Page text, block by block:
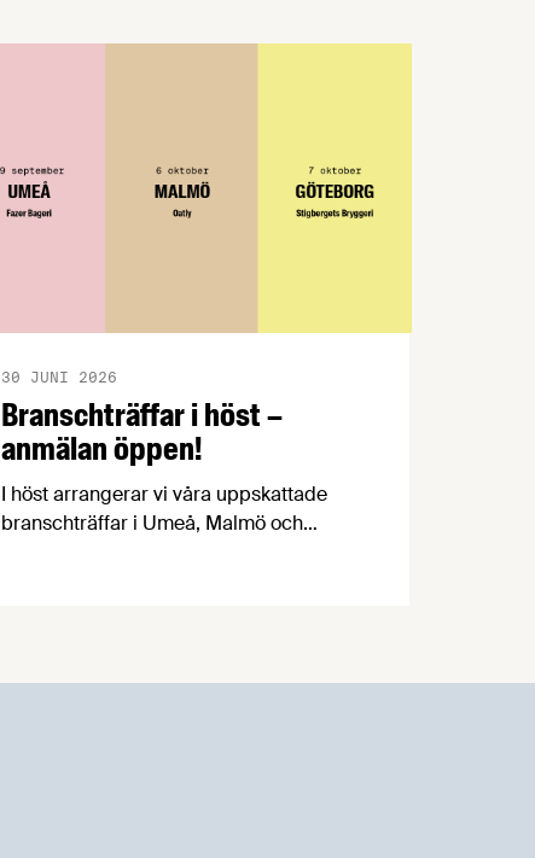
Branschträffar i höst –
anmälan öppen!
30 JUNI 2026
I höst arrangerar vi våra uppskattade
branschträffar i Umeå, Malmö och